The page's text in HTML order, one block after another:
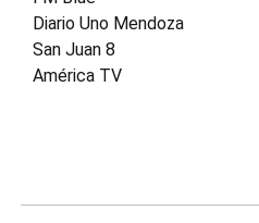
Diario Uno Mendoza
San Juan 8
América TV